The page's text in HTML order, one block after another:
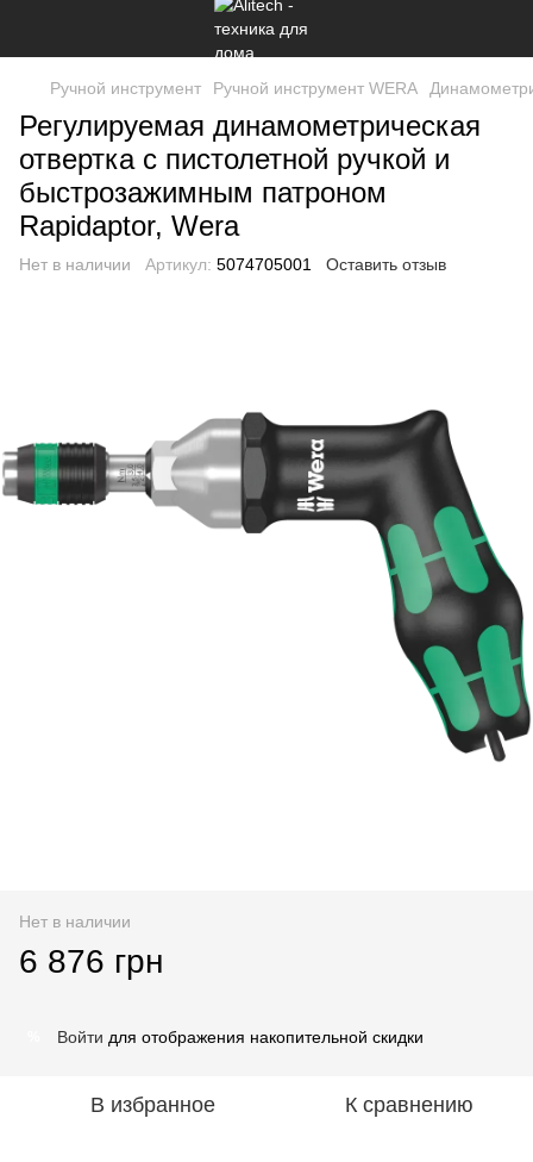
Ручной инструмент Ручной инструмент WERA
Регулируемая динамометрическая
отвертка с пистолетной ручкой и
быстрозажимным патроном
Rapidaptor, Wera
Нет в наличии Артикул: 5074705001 Оставить отзыв
Нет в наличии
6 876 грн
Войти для отображения накопительной скидки
В избранное К сравнению